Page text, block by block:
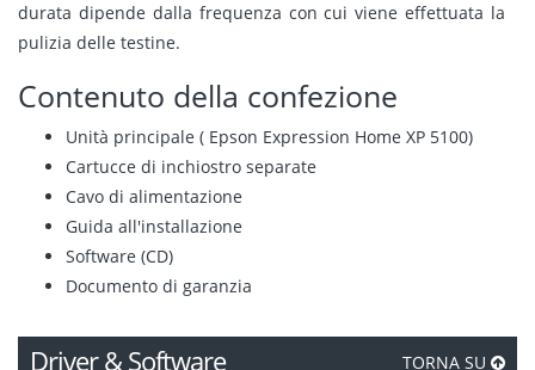
durata dipende dalla frequenza con cui viene effettuata la
pulizia delle testine.
Contenuto della confezione
Unità principale ( Epson Expression Home XP 5100)
Cartucce di inchiostro separate
Cavo di alimentazione
Guida all'installazione
Software (CD)
Documento di garanzia
Driver & Software TORNA SU